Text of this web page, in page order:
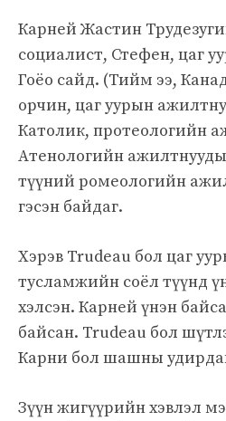
Карней Жастин
социалист, Стефен, цаг
Гоёо сайд. (Тийм ээ,
орчин, цаг уурын
Католик, протеологийн
Атенологийн
түүний ромеологийн
гэсэн байдаг.
Хэрэв Trudeau бол цаг
тусламжийн соёл түүнд
хэлсэн. Карней үнэн
байсан. Trudeau бол
Карни бол шашны
Зүүн жигүүрийн хэвлэл